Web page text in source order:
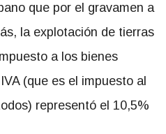
que por el gravamen a
la explotación de tierras
a los bienes
(que es el impuesto al
representó el 10,5%